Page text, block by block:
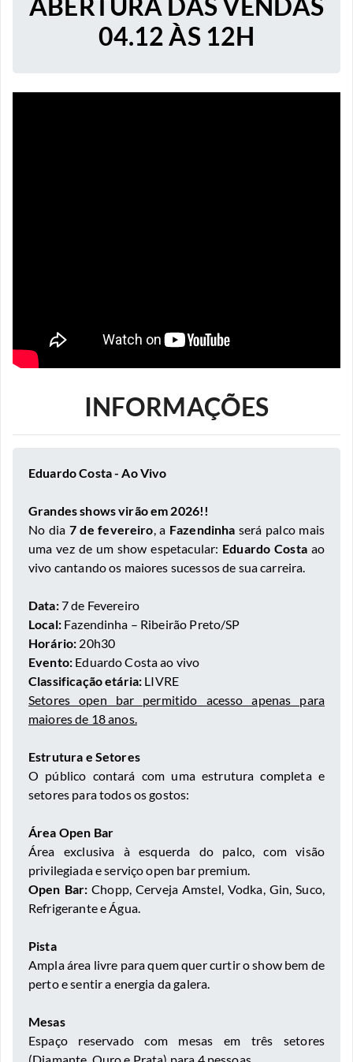
04.12 ÀS 12H
INFORMAÇÕES
Eduardo Costa - Ao Vivo
Grandes shows virão em 2026!!
No dia 7 de fevereiro, a Fazendinhaserá palco mais
uma vez de um show espetacular: Eduardo Costa ao
vivo cantando os maiores sucessos de sua carreira.
Data:7 de Fevereiro
Local:Fazendinha – Ribeirão Preto/SP
Horário: 20h30
Evento: Eduardo Costa ao vivo
Classificação etária: LIVRE
Setores open bar permitido acesso apenas para
maiores de 18 anos.
Estrutura e Setores
O público contará com uma estrutura completa e
setores para todos os gostos:
Área Open Bar
Área exclusiva à esquerda do palco, com visão
privilegiada e serviço open bar premium.
Open Bar:Chopp, Cerveja Amstel, Vodka, Gin, Suco,
Refrigerante e Água.
Pista
Ampla área livre para quem quer curtir o show bem de
perto e sentir a energia da galera.
Mesas
Espaço reservado com mesas em três setores